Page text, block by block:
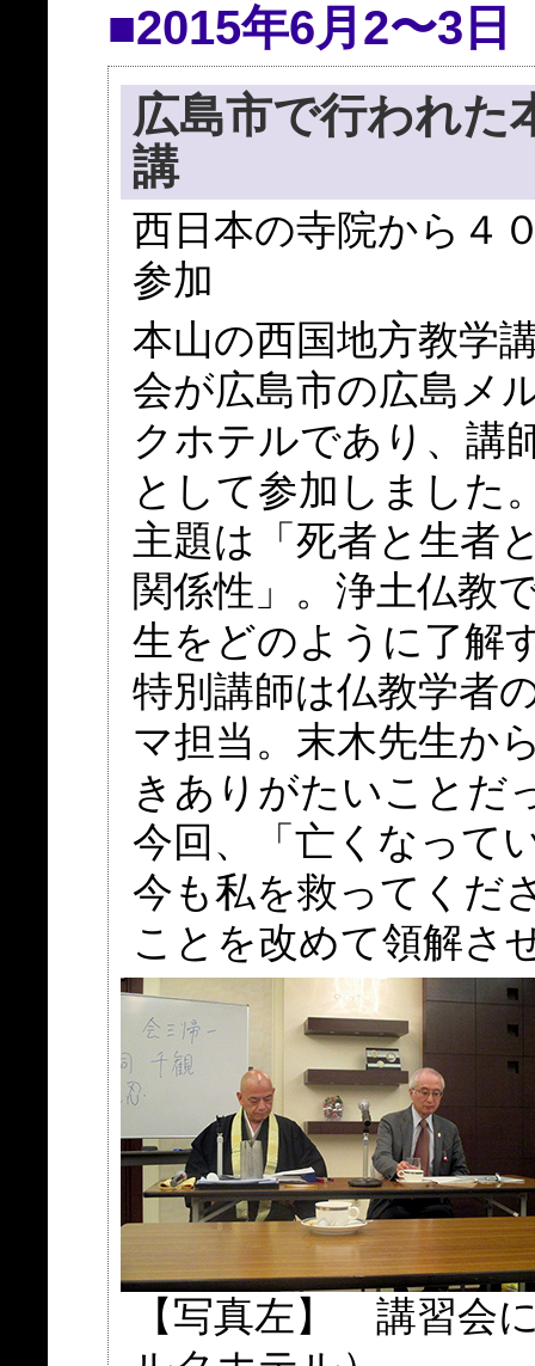
■2015年6月2〜3日
広島市で行われた
講
西日本の寺院から４
参加
本山の西国地方教学
会が広島市の広島メ
クホテルであり、講
として参加しました
主題は「死者と生者
関係性」。浄土仏教
生をどのように了解
特別講師は仏教学者
マ担当。末木先生か
きありがたいことだ
今回、「亡くなって
今も私を救ってくだ
ことを改めて領解さ
【写真左】 講習会